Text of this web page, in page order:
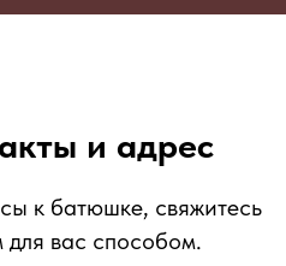
и адрес
к батюшке, свяжитесь
вас способом.